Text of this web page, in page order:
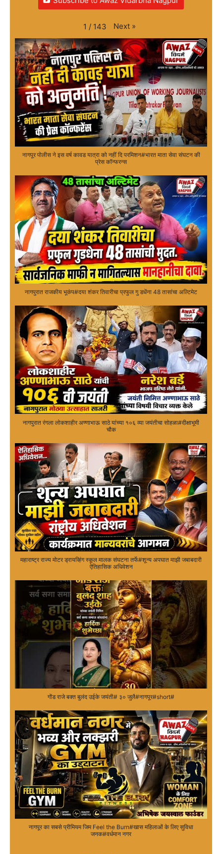
1 / 143 Next »
नागपूर पोलीस ने इस वर्ष कावड यात्रा को नहीं दि परमिशन#भारत माता सेवा संघटन की
प्रेस कॉन्फरन्स
नागपुरात राजकीय भूकंप#दया शंकर तिवारीचा प्रफुल गु डधेंना 48 तासांचा अल्टिमेट
नागपुरात रंगला लोकशाहीर अण्णाभाऊ साठे यांच्या १०६ व्या जयंतीचा सोहळा#दीक्षाभूमी
चौक
महाराष्ट्र राज्य मोटर ड्रायव्हिंग स्कूल मालक संघटना तर्फे#शून्य अपघात माझी जबाबदारी
ऐतिहासिक अधिवेशन
गोंड राजे बक्त बुलंद उईके जयंती# ३० जुलै#नागपूर#short#
नागपूर का सबसे प्रीमियम जिम Feel the Burn#खास महिलाओं के लिए सुविधा
जनक#वर्धमान नगर